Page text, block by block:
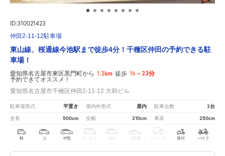
ID:310021423
仲田2-11-12駐車場
東山線、桜通線今池駅まで徒歩4分！千種区仲田の予約できる駐
車場！
愛知県名古屋市東区黒門町から 1.2km 徒歩 16～23分
予約できてオススメ！
愛知県名古屋市千種区仲田2-11-12 大和ビル
駐車場形式 平置き 屋内外形式 屋内 駐車台数 2台
全長 500cm 全幅 210cm 車高 250cm
軽 コ 中型 ボックス SUV 大型車 トラック 原付 バイク